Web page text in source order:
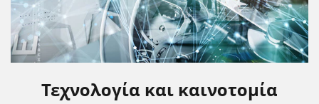
Τεχνολογία και καινοτομία